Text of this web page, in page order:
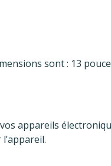
sont : 13
appareils